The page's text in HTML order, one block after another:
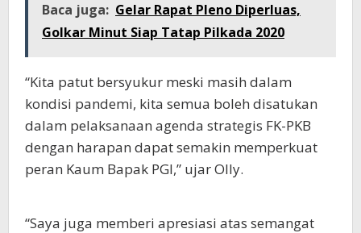
Baca juga: Gelar Rapat Pleno Diperluas,
Golkar Minut Siap Tatap Pilkada 2020
“Kita patut bersyukur meski masih dalam
kondisi pandemi, kita semua boleh disatukan
dalam pelaksanaan agenda strategis FK-PKB
dengan harapan dapat semakin memperkuat
peran Kaum Bapak PGI,” ujar Olly.
“Saya juga memberi apresiasi atas semangat